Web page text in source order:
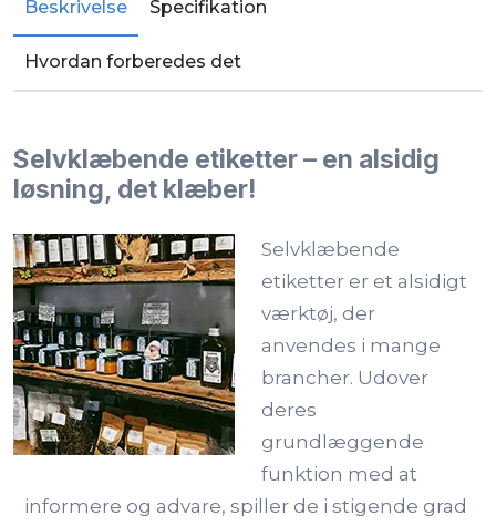
Beskrivelse Specifikation
Hvordan forberedes det
Selvklæbende etiketter – en alsidig
løsning, det klæber!
Selvklæbende
etiketter er et alsidigt
værktøj, der
anvendes i mange
brancher. Udover
deres
grundlæggende
funktion med at
informere og advare, spiller de i stigende grad